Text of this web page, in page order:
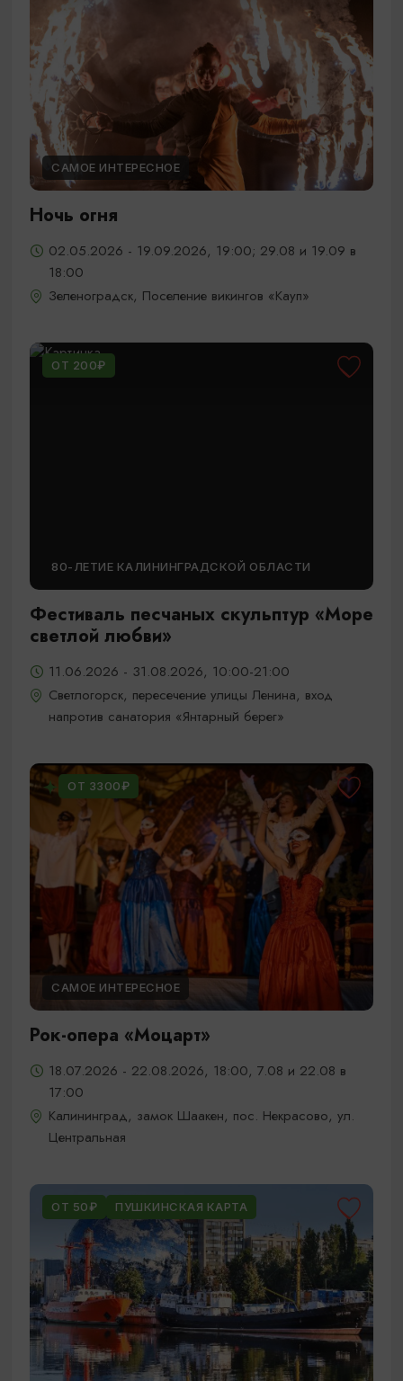
САМОЕ ИНТЕРЕСНОЕ
Ночь огня
02.05.2026 - 19.09.2026, 19:00; 29.08 и 19.09 в
18:00
Зеленоградск, Поселение викингов «Кауп»
ОТ 200₽
80-ЛЕТИЕ КАЛИНИНГРАДСКОЙ ОБЛАСТИ
Фестиваль песчаных скульптур «Море
светлой любви»
11.06.2026 - 31.08.2026, 10:00-21:00
Светлогорск, пересечение улицы Ленина, вход
напротив санатория «Янтарный берег»
ОТ 3300₽
САМОЕ ИНТЕРЕСНОЕ
Рок-опера «Моцарт»
18.07.2026 - 22.08.2026, 18:00, 7.08 и 22.08 в
17:00
Калининград, замок Шаакен, пос. Некрасово, ул.
Центральная
ОТ 50₽ ПУШКИНСКАЯ КАРТА